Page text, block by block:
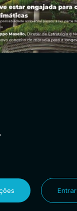
Entrar